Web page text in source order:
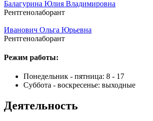
Балагурина Юлия Владимировна
Рентгенолаборант
Иванович Ольга Юрьевна
Рентгенолаборант
Режим работы:
Понедельник - пятница: 8 - 17
Суббота - воскресенье: выходные
Деятельность